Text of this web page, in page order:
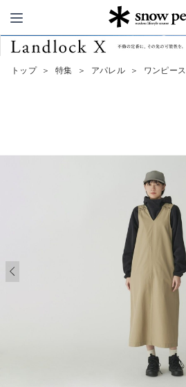
Snow Peak
トップ ＞ 特集 ＞ アパレル ＞ ワンピース